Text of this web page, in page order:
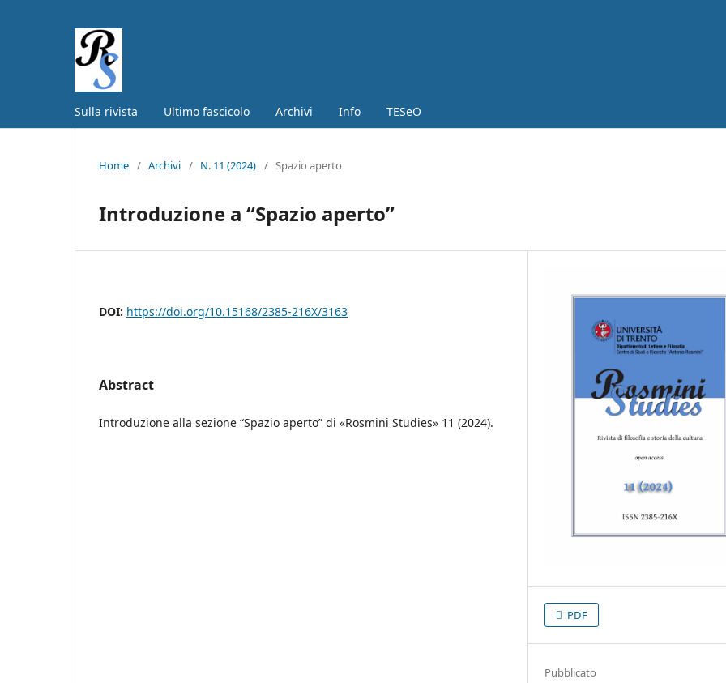
Sulla rivista Ultimo fascicolo Archivi Info TESeO
Home / Archivi / N. 11 (2024) / Spazio aperto
Introduzione a “Spazio aperto”
DOI: https://doi.org/10.15168/2385-216X/3163
Abstract
Introduzione alla sezione “Spazio aperto” di «Rosmini Studies» 11 (2024).
PDF
Pubblicato